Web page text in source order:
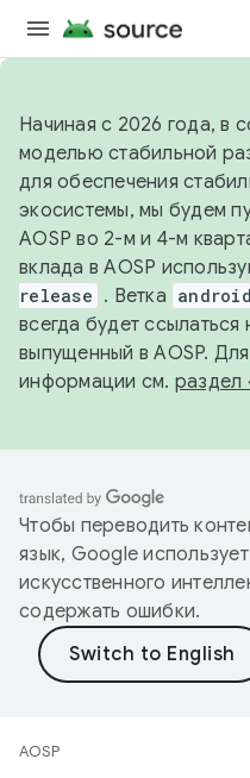
Начиная с 2026 года, в
моделью стабильной
для обеспечения
экосистемы, мы будем
AOSP во 2-м и 4-м
вклада в AOSP
release . Ветка
всегда будет
выпущенный в AOSP.
информации см. раздел
Чтобы переводить
язык, Google
искусственного
содержать ошибки.
AOSP